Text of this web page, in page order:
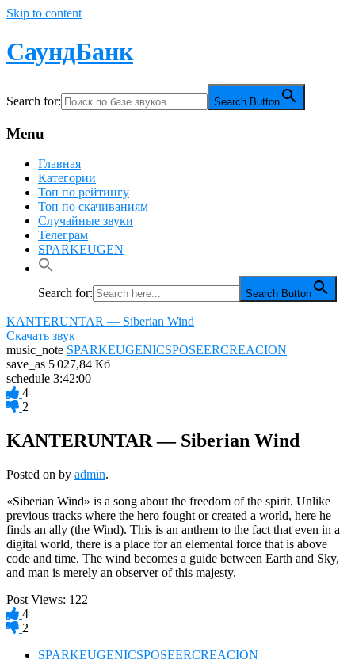
Skip to content
СаундБанк
Search for: Search Button
Menu
Главная
Категории
Топ по рейтингу
Топ по скачиваниям
Случайные звуки
Телеграм
SPARKEUGEN
Search for: Search Button
KANTERUNTAR — Siberian Wind
Скачать звук
music_note SPARKEUGENICSPOSEERCREACION
save_as 5 027,84 Кб
schedule 3:42:00
4
2
KANTERUNTAR — Siberian Wind
Posted on by admin.
«Siberian Wind» is a song about the freedom of the spirit. Unlike
previous tracks where the hero fought or created a world, here he
finds an ally (the Wind). This is an anthem to the fact that even in a
digital world, there is a place for an elemental force that is above
code and time. The wind becomes a guide between Earth and Sky,
and man is merely an observer of this majesty.
Post Views: 122
4
2
SPARKEUGENICSPOSEERCREACION